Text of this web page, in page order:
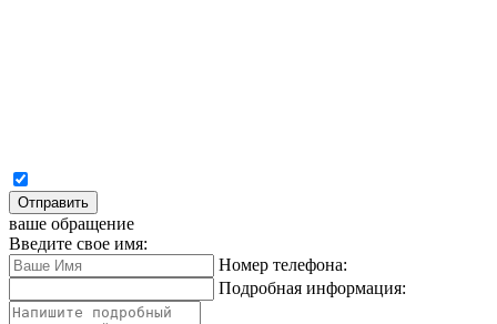
Отправить
ваше обращение
Введите свое имя:
Номер телефона:
Подробная информация: